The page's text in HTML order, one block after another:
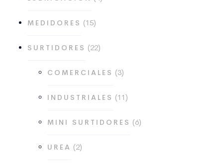
productos
MEDIDORES 15
productos
SURTIDORES 22
productos
COMERCIALES 3
productos
INDUSTRIALES 11
productos
MINI SURTIDORES 6
productos
UREA 2
productos